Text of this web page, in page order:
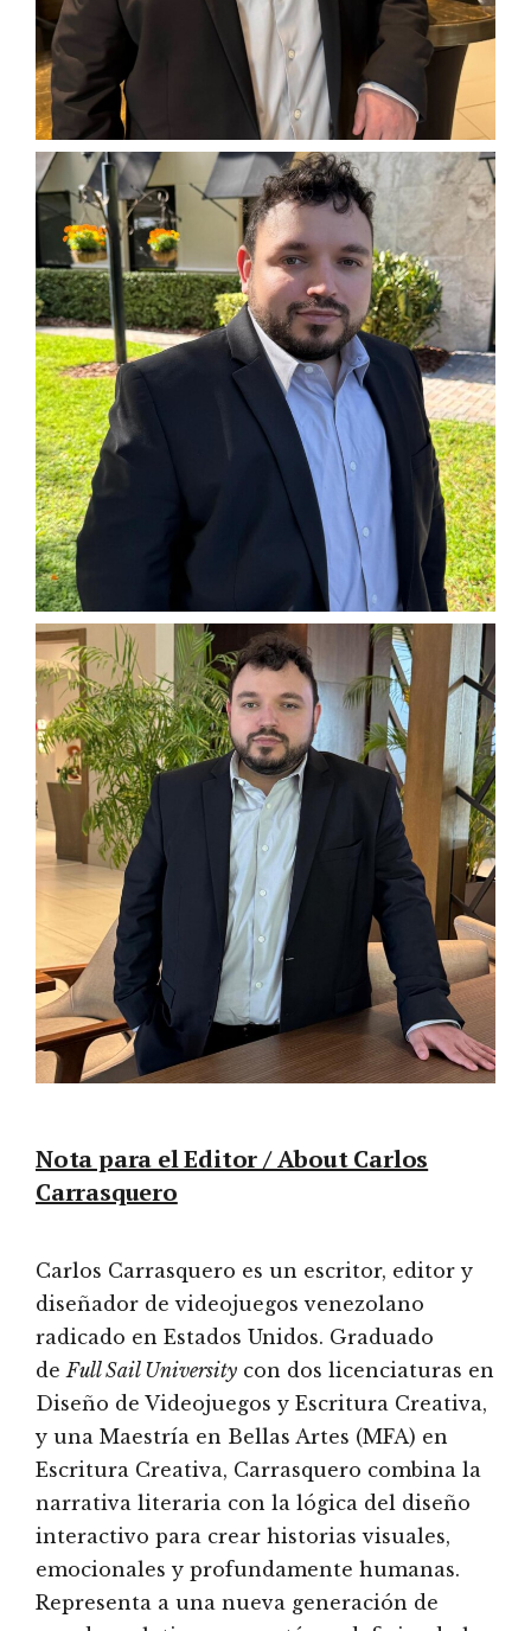
Nota para el Editor / About Carlos
Carrasquero
Carlos Carrasquero es un escritor, editor y
diseñador de videojuegos venezolano
radicado en Estados Unidos. Graduado
deFull Sail University con dos licenciaturas en
Diseño de Videojuegos y Escritura Creativa,
y una Maestría en Bellas Artes (MFA) en
Escritura Creativa, Carrasquero combina la
narrativa literaria con la lógica del diseño
interactivo para crear historias visuales,
emocionales y profundamente humanas.
Representa a una nueva generación de